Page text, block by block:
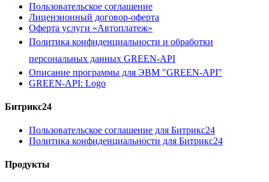
Пользовательское соглашение
Лицензионный договор-оферта
Оферта услуги «Автоплатеж»
Политика конфиденциальности и обработки
персональных данных GREEN-API
Описание программы для ЭВМ "GREEN-API"
GREEN-API: Logo
Битрикс24
Пользовательское соглашение для Битрикс24
Политика конфиденциальности для Битрикс24
Продукты